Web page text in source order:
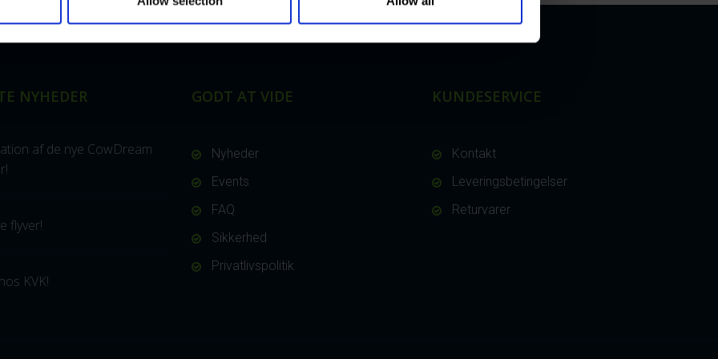
NYHEDER
af de nye CowDream
flyver!
KVK!
GODT AT VIDE
Nyheder
Events
FAQ
Sikkerhed
Privatlivspolitik
KUNDESERVICE
Kontakt
Leveringsbetingelser
Returvarer